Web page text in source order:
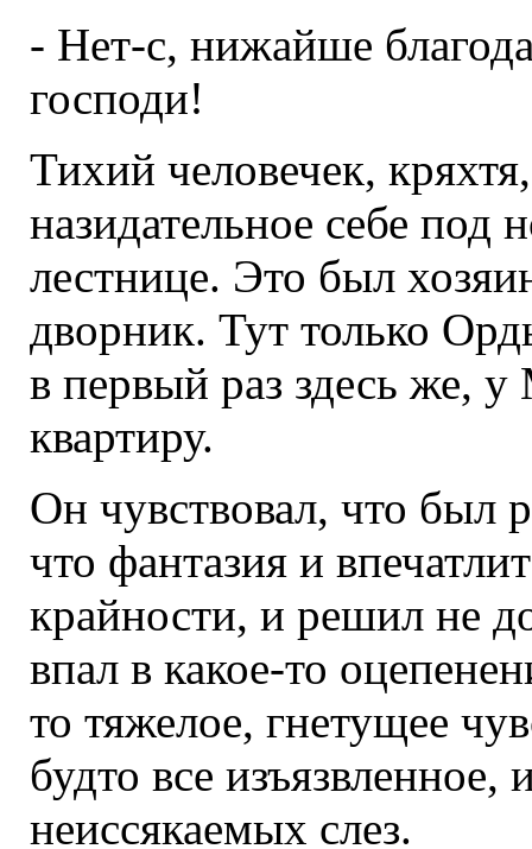
- Нет-с, нижайше
господи!
Тихий человечек,
назидательное себе под
лестнице. Это был
дворник. Тут только
в первый раз здесь же,
квартиру.
Он чувствовал, что был
что фантазия и
крайности, и решил не
впал в какое-то
то тяжелое, гнетущее
будто все
неиссякаемых слез.